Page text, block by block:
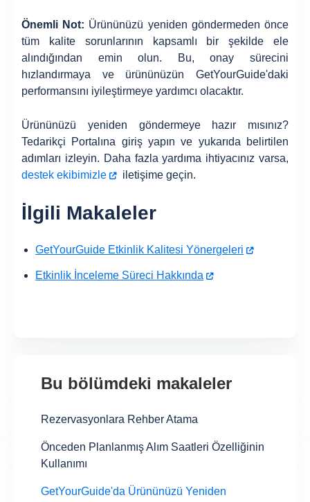
Önemli Not: Ürününüzü yeniden göndermeden önce
tüm kalite sorunlarının kapsamlı bir şekilde ele
alındığından emin olun. Bu, onay sürecini
hızlandırmaya ve ürününüzün GetYourGuide'daki
performansını iyileştirmeye yardımcı olacaktır.
Ürününüzü yeniden göndermeye hazır mısınız?
Tedarikçi Portalına giriş yapın ve yukarıda belirtilen
adımları izleyin. Daha fazla yardıma ihtiyacınız varsa,
destek ekibimizle
iletişime geçin.
İlgili Makaleler
GetYourGuide Etkinlik Kalitesi Yönergeleri
Etkinlik İnceleme Süreci Hakkında
Bu bölümdeki makaleler
Rezervasyonlara Rehber Atama
Önceden Planlanmış Alım Saatleri Özelliğinin
Kullanımı
GetYourGuide'da Ürününüzü Yeniden